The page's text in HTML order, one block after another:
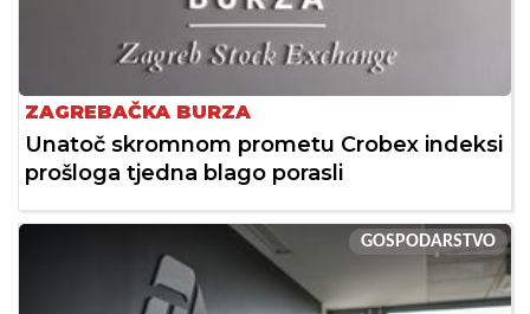
ZAGREBAČKA BURZA
Unatoč skromnom prometu Crobex indeksi
prošloga tjedna blago porasli
GOSPODARSTVO